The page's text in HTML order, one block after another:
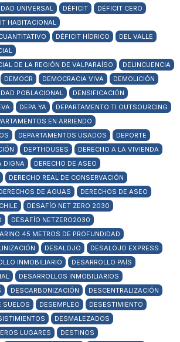
UNIVERSAL
DÉFICIT
DÉFICIT CERO
HABITACIONAL
DÉFICIT HÍDRICO
DEL VALLE
DE LA REGIÓN DE VALPARAÍSO
DELINCUENCIA
DEMOCR DEMOCRACIA VIVA
DEMOLICIÓN
POBLACIONAL
DENSIFICACIÓN
DEPA YA
DEPARTAMENTO TI OUTSOURCING
EN ARRIENDO
DEPARTAMENTOS USADOS
DEPORTE
DEPTHOUSES
DERECHO A LA VIVIENDA
DIGNA
DERECHO DE ASEO
DERECHO REAL DE CONSERVACIÓN
DE AGUAS
DERECHOS DE ASEO
DESAFÍO NET ZERO 2030
DESAFÍO NETZERO2030
45 METROS DE PROFUNDIDAD
DESALOJO
DESALOJO EXPRESS
INMOBILIARIO
DESARROLLO PAÍS
DESARROLLOS INMOBILIARIOS
DESCARBONIZACIÓN
DESCENTRALIZACIÓN
SUELOS
DESEMPLEO
DESESTIMIENTO
DESMALEZADOS
LUGARES
DESTINOS